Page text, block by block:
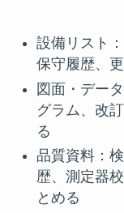
設備リスト
保守履歴、
図面・デー
グラム、改
る
品質資料：
歴、測定器
とめる